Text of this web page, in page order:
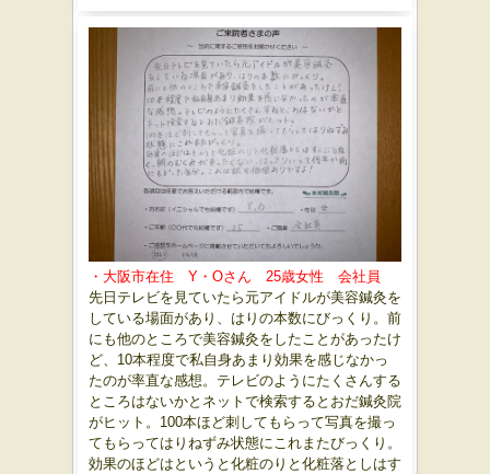
・大阪市在住 Y・Oさん 25歳女性 会社員
先日テレビを見ていたら元アイドルが美容鍼灸を
している場面があり、はりの本数にびっくり。前
にも他のところで美容鍼灸をしたことがあったけ
ど、10本程度で私自身あまり効果を感じなかっ
たのが率直な感想。テレビのようにたくさんする
ところはないかとネットで検索するとおだ鍼灸院
がヒット。100本ほど刺してもらって写真を撮っ
てもらってはりねずみ状態にこれまたびっくり。
効果のほどはというと化粧のりと化粧落としはす